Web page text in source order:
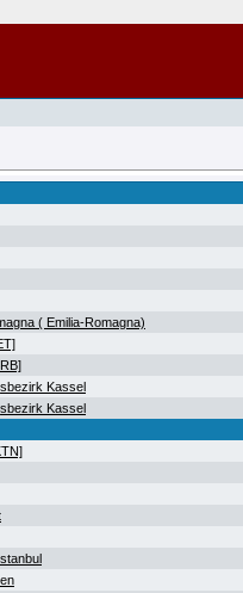
( Emilia-Romagna)
Kassel
Kassel